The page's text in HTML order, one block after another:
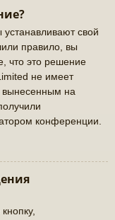
свой
правило, вы
что это решение
не имеет
вынесенным на
конференции.